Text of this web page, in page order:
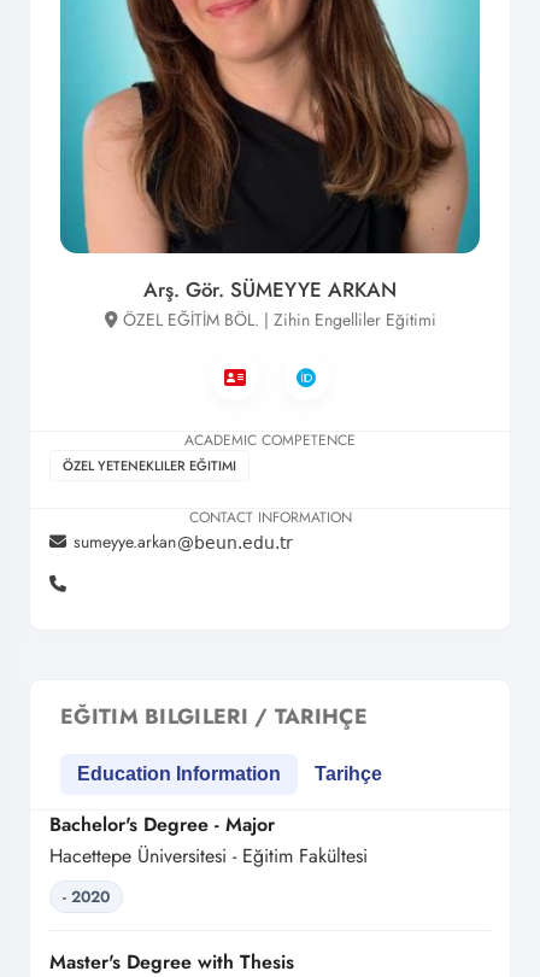
Arş. Gör. SÜMEYYE ARKAN
ÖZEL EĞİTİM BÖL. | Zihin Engelliler Eğitimi
ACADEMIC COMPETENCE
ÖZEL YETENEKLILER EĞITIMI
CONTACT INFORMATION
sumeyye.arkan
EĞITIM BILGILERI / TARIHÇE
Education Information Tarihçe
Bachelor's Degree - Major
Hacettepe Üniversitesi - Eğitim Fakültesi
- 2020
Master's Degree with Thesis